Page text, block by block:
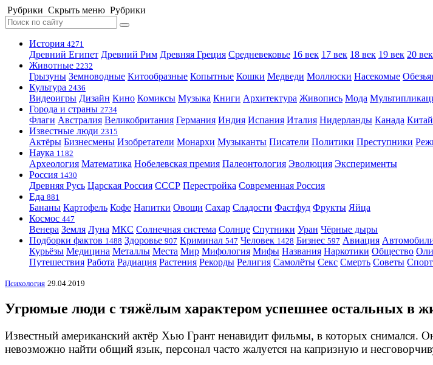
Рубрики Скрыть меню Рубрики
История 4271
Древний Египет Древний Рим Древняя Греция Средневековье 16 век 17 век 18 век 19 век 20 век
Животные 2232
Грызуны Земноводные Китообразные Копытные Кошки Медведи Моллюски Насекомые
Культура 2436
Видеоигры Дизайн Кино Комиксы Музыка Книги Архитектура Живопись Мода
Города и страны 2734
Флаги Австралия Великобритания Германия Индия Испания Италия Нидерланды Канада Китай
Известные люди 2315
Актёры Бизнесмены Изобретатели Монархи Музыканты Писатели Политики Преступники
Наука 1182
Археология Математика Нобелевская премия Палеонтология Эволюция Эксперименты
Россия 1430
Древняя Русь Царская Россия СССР Перестройка Современная Россия
Еда 881
Бананы Картофель Кофе Напитки Овощи Сахар Сладости Фастфуд Фрукты Яйца
Космос 447
Венера Земля Луна МКС Солнечная система Солнце Спутники Уран Чёрные дыры
Подборки фактов 1488 Здоровье 907 Криминал 547 Человек 1428 Бизнес 597 Авиация
Курьёзы Медицина Металлы Места Мир Мифология Мифы Названия Наркотики Общество
Путешествия Работа Радиация Растения Рекорды Религия Самолёты Секс Смерть Советы Спорт
Психология 29.04.2019
Угрюмые люди с тяжёлым характером успешнее остальных в
Известный американский актёр Хью Грант ненавидит фильмы, в которых снимался.
невозможно найти общий язык, персонал часто жалуется на капризную и